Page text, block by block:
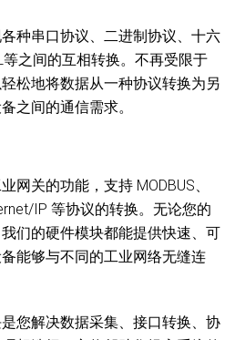
种串口协议、二进制协议、十六
之间的互相转换。不再受限于
松地将数据从一种协议转换为另
之间的通信需求。
网关的功能，支持 MODBUS、
IP 等协议的转换。无论您的
们的硬件模块都能提供快速、可
能够与不同的工业网络无缝连
您解决数据采集、接口转换、协